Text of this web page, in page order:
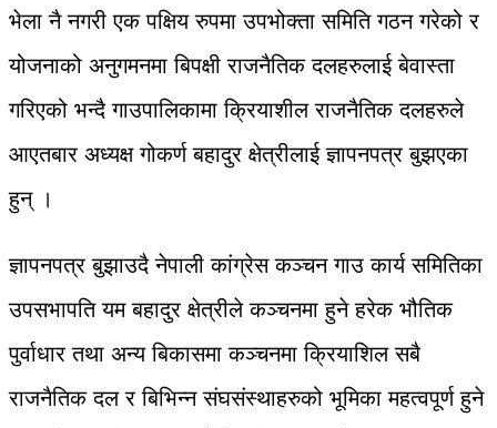
भेला नै नगरी एक पक्षिय रुपमा उपभोक्ता समिति गठन गरेको र
योजनाको अनुगमनमा बिपक्षी राजनैतिक दलहरुलाई बेवास्ता
गरिएको भन्दै गाउपालिकामा क्रियाशील राजनैतिक दलहरुले
आएतबार अध्यक्ष गोकर्ण बहादुर क्षेत्रीलाई ज्ञापनपत्र बुझएका
हुन् ।
ज्ञापनपत्र बुझाउदै नेपाली कांग्रेस कञ्चन गाउ कार्य समितिका
उपसभापति यम बहादुर क्षेत्रीले कञ्चनमा हुने हरेक भौतिक
पुर्वाधार तथा अन्य बिकासमा कञ्चनमा क्रियाशिल सबै
राजनैतिक दल र बिभिन्न संघसंस्थाहरुको भूमिका महत्वपूर्ण हुने